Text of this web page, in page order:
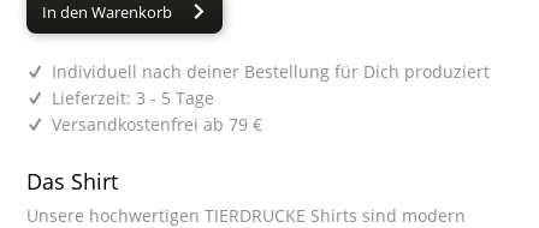
In den Warenkorb
Individuell nach deiner Bestellung für Dich produziert
Lieferzeit: 3 - 5 Tage
Versandkostenfrei ab 79 €
Das Shirt
Unsere hochwertigen TIERDRUCKE Shirts sind modern